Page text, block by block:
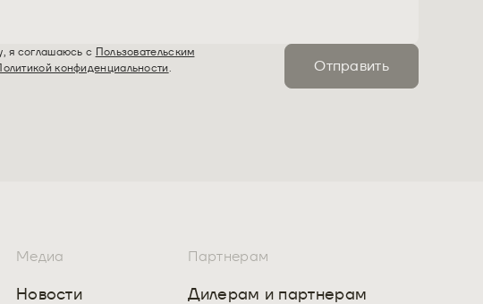
я соглашаюсь с Пользовательским
конфиденциальности. Отправить
Медиа
Новости
Партнерам
Дилерам и партнерам